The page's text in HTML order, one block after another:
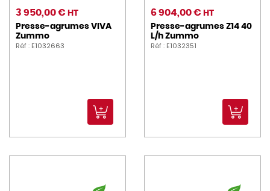
3 950,00 € HT
Presse-agrumes VIVA
Zummo
Réf : E1032663
6 904,00 € HT
Presse-agrumes Z14 40
L/h Zummo
Réf : E1032351